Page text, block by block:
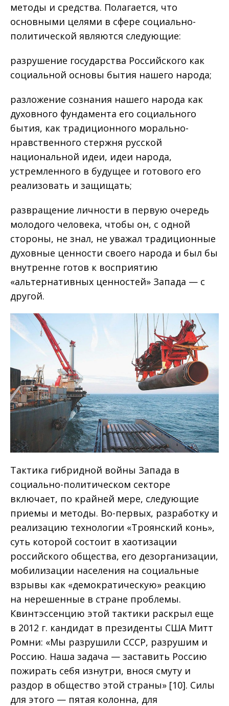
методы и средства. Полагается, что
основными целями в сфере социально-
политической являются следующие:
разрушение государства Российского как
социальной основы бытия нашего народа;
разложение сознания нашего народа как
духовного фундамента его социального
бытия, как традиционного морально-
нравственного стержня русской
национальной идеи, идеи народа,
устремленного в будущее и готового его
реализовать и защищать;
развращение личности в первую очередь
молодого человека, чтобы он, с одной
стороны, не знал, не уважал традиционные
духовные ценности своего народа и был бы
внутренне готов к восприятию
«альтернативных ценностей» Запада — с
другой.
Тактика гибридной войны Запада в
социально-политическом секторе
включает, по крайней мере, следующие
приемы и методы. Во-первых, разработку и
реализацию технологии «Троянский конь»,
суть которой состоит в хаотизации
российского общества, его дезорганизации,
мобилизации населения на социальные
взрывы как «демократическую» реакцию
на нерешенные в стране проблемы.
Квинтэссенцию этой тактики раскрыл еще
в 2012 г. кандидат в президенты США Митт
Ромни: «Мы разрушили СССР, разрушим и
Россию. Наша задача — заставить Россию
пожирать себя изнутри, внося смуту и
раздор в общество этой страны» [10]. Силы
для этого — пятая колонна, для